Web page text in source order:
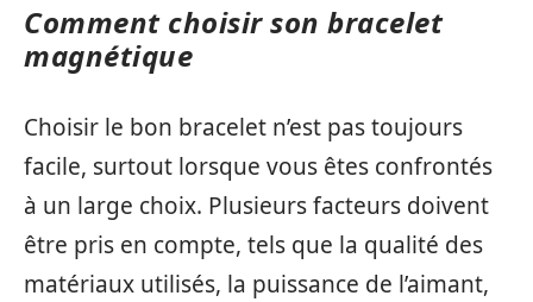
Comment choisir son bracelet
magnétique
Choisir le bon bracelet n’est pas toujours
facile, surtout lorsque vous êtes confrontés
à un large choix. Plusieurs facteurs doivent
être pris en compte, tels que la qualité des
matériaux utilisés, la puissance de l’aimant,